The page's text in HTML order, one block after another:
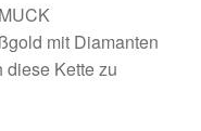
mit Diamanten
diese Kette zu